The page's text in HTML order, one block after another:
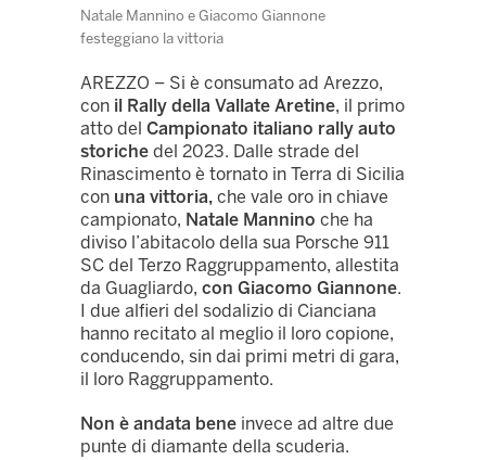
Natale Mannino e Giacomo Giannone
festeggiano la vittoria
AREZZO – Si è consumato ad Arezzo,
con il Rally della Vallate Aretine, il primo
atto del Campionato italiano rally auto
storiche del 2023. Dalle strade del
Rinascimento è tornato in Terra di Sicilia
con una vittoria, che vale oro in chiave
campionato, Natale Mannino che ha
diviso l’abitacolo della sua Porsche 911
SC del Terzo Raggruppamento, allestita
da Guagliardo, con Giacomo Giannone.
I due alfieri del sodalizio di Cianciana
hanno recitato al meglio il loro copione,
conducendo, sin dai primi metri di gara,
il loro Raggruppamento.
Non è andata bene invece ad altre due
punte di diamante della scuderia.